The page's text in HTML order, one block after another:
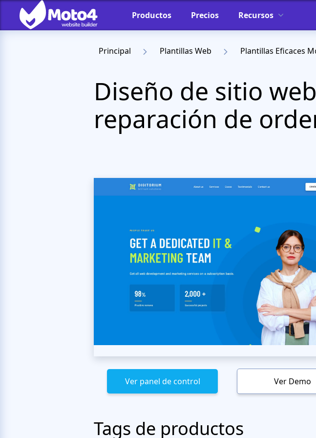
Productos Precios Recursos
Principal Plantillas Web Plantillas Eficaces
Diseño de sitio
reparación de
Ver panel de control Ver Demo
Tags de productos